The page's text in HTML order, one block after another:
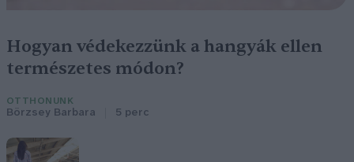
Hogyan védekezzünk a hangyák ellen
természetes módon?
OTTHONUNK
Börzsey Barbara 5 perc